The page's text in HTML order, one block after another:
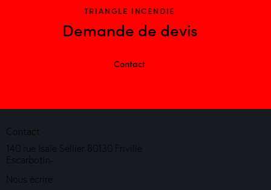
TRIANGLE INCENDIE
Demande de devis
Contact
Contact
140 rue Isaïe Sellier 80130 Friville
Escarbotin-
Nous écrire